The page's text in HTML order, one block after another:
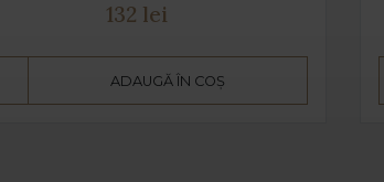
132 lei
ADAUGĂ ÎN COȘ